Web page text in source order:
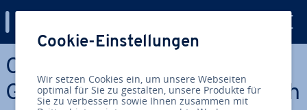
Zum Haupt­in­halt springen
Cloud GPU vs. On-Premise
GPU: Die Modelle im Vergleich
Cookie-Einstellungen
Wir setzen Cookies ein, um unsere Webseiten
optimal für Sie zu gestalten, unsere Produkte für
Sie zu verbessern sowie Ihnen zusammen mit